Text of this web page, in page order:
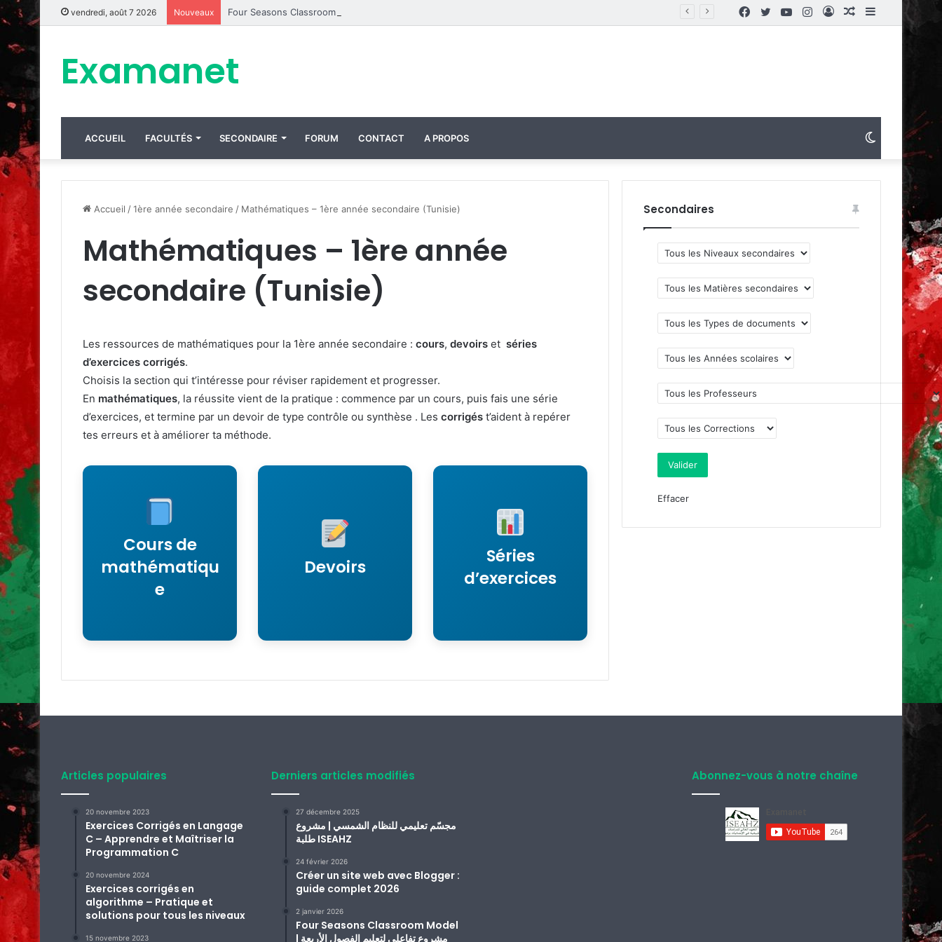
vendredi, août 7 2026 Nouveaux
Sidebar
Article
Connexion
Instagram
YouTube
Twitter
Facebook
Examanet
ACCUEIL FACULTÉS SECONDAIRE FORUM CONTACT A PROPOS Switch
skin
Accueil /1ère année secondaire / Mathématiques – 1ère année secondaire (Tunisie)
Mathématiques – 1ère année
secondaire (Tunisie)
Les ressources de mathématiques pour la 1ère année secondaire : cours, devoirs et séries
d’exercices corrigés.
Choisis la section qui t’intéresse pour réviser rapidement et progresser.
En mathématiques, la réussite vient de la pratique : commence par un cours, puis fais une série
d’exercices, et termine par un devoir de type contrôle ou synthèse . Les corrigés t’aident à repérer
tes erreurs et à améliorer ta méthode.
Cours de
mathématiqu
e
cours pour comprendre
les notions de
1ère année secondaire,
classées par chapitre.
Devoirs
d’évaluation avec
corrigés pour s’entraîner
examens.
Séries
d’exercices
les notions du cours et
améliorer le
raisonnement
mathématique.
Secondaires
Effacer
Articles populaires
20 novembre 2023
Exercices Corrigés en Langage
C – Apprendre et Maîtriser la
Programmation C
20 novembre 2024
Exercices corrigés en
algorithme – Pratique et
solutions pour tous les niveaux
15 novembre 2023
Derniers articles modifiés
27 décembre 2025
مجسّم تعليمي للنظام الشمسي | مشروع
طلبة ISEAHZ
24 février 2026
Créer un site web avec Blogger :
guide complet 2026
2 janvier 2026
Four Seasons Classroom Model
| مشروع تفاعلي لتعليم الفصول الأربعة
Abonnez-vous à notre chaîne